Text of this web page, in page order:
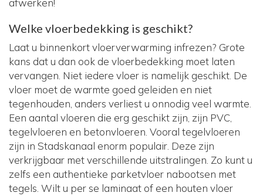
afwerken!
Welke vloerbedekking is geschikt?
Laat u binnenkort vloerverwarming infrezen? Grote
kans dat u dan ook de vloerbedekking moet laten
vervangen. Niet iedere vloer is namelijk geschikt. De
vloer moet de warmte goed geleiden en niet
tegenhouden, anders verliest u onnodig veel warmte.
Een aantal vloeren die erg geschikt zijn, zijn PVC,
tegelvloeren en betonvloeren. Vooral tegelvloeren
zijn in Stadskanaal enorm populair. Deze zijn
verkrijgbaar met verschillende uitstralingen. Zo kunt u
zelfs een authentieke parketvloer nabootsen met
tegels. Wilt u per se laminaat of een houten vloer